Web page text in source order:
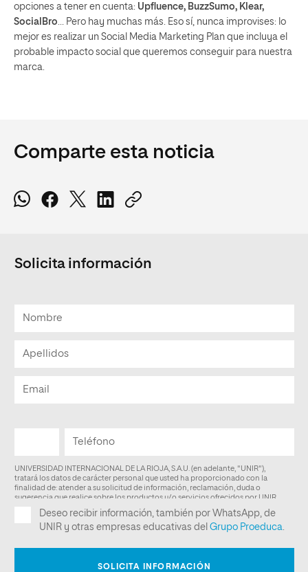
opciones a tener en cuenta: Upfluence, BuzzSumo, Klear,
SocialBro… Pero hay muchas más. Eso sí, nunca improvises: lo
mejor es realizar un Social Media Marketing Plan que incluya el
probable impacto social que queremos conseguir para nuestra
marca.
Comparte esta noticia
Solicita información